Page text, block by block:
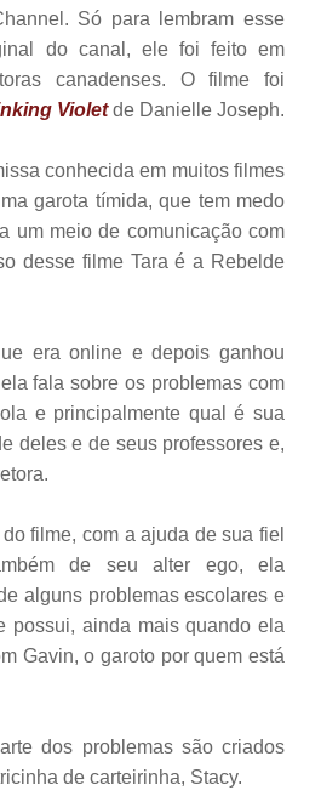
Só para lembram esse
do canal, ele foi feito em
canadenses. O filme foi
Violetde Danielle Joseph.
conhecida em muitos filmes
garota tímida, que tem medo
um meio de comunicação com
desse filme Tara é a Rebelde
era online e depois ganhou
fala sobre os problemas com
e principalmente qual é sua
deles e de seus professores e,
filme, com a ajuda de sua fiel
de seu alter ego, ela
alguns problemas escolares e
possui, ainda mais quando ela
Gavin, o garoto por quem está
dos problemas são criados
de carteirinha, Stacy.